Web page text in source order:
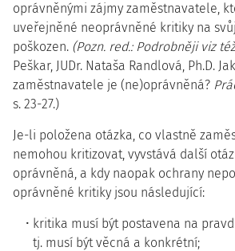
oprávněnými zájmy zaměstnavatele,
uveřejněné neoprávněné kritiky na
poškozen. (Pozn. red.: Podrobněji viz
Peškar, JUDr. Nataša Randlová, Ph.D.
zaměstnavatele je (ne)oprávněná?
s. 23-27.)
Je-li položena otázka, co vlastně
nemohou kritizovat, vyvstává další
oprávněná, a kdy naopak ochrany
oprávněné kritiky jsou následující:
kritika musí být postavena na
tj. musí být věcná a konkrétní;